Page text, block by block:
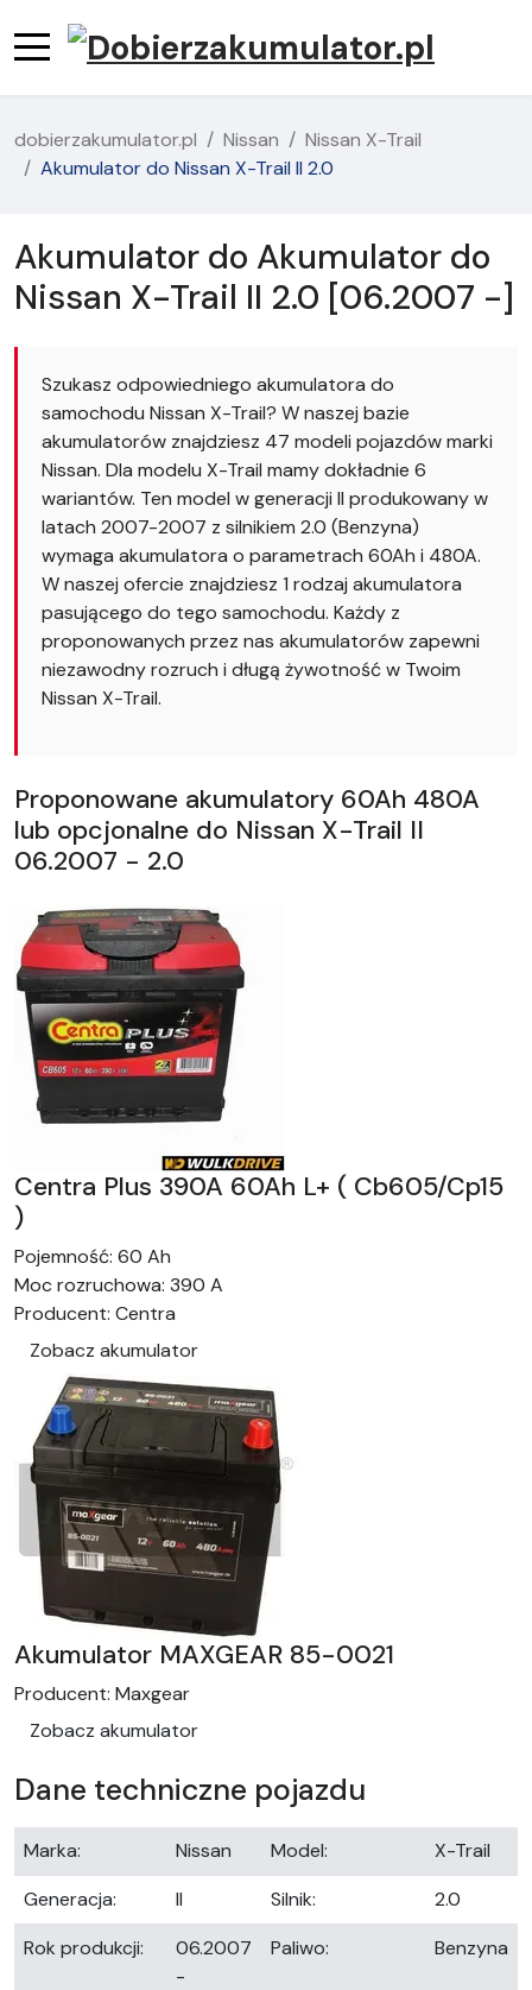
dobierzakumulator.pl Nissan
Nissan X-Trail
Akumulator do Nissan X-Trail II 2.0
Akumulator do Akumulator do
Nissan X-Trail II 2.0 [06.2007 -]
Szukasz odpowiedniego akumulatora do
samochodu Nissan X-Trail? W naszej bazie
akumulatorów znajdziesz 47 modeli pojazdów marki
Nissan. Dla modelu X-Trail mamy dokładnie 6
wariantów. Ten model w generacji II produkowany w
latach 2007-2007 z silnikiem 2.0 (Benzyna)
wymaga akumulatora o parametrach 60Ah i 480A.
W naszej ofercie znajdziesz 1 rodzaj akumulatora
pasującego do tego samochodu. Każdy z
proponowanych przez nas akumulatorów zapewni
niezawodny rozruch i długą żywotność w Twoim
Nissan X-Trail.
Proponowane akumulatory 60Ah 480A
lub opcjonalne do Nissan X-Trail II
06.2007 - 2.0
Centra Plus 390A 60Ah L+ ( Cb605/Cp15
)
Pojemność: 60 Ah
Moc rozruchowa: 390 A
Producent: Centra
Zobacz akumulator
Akumulator MAXGEAR 85-0021
Producent: Maxgear
Zobacz akumulator
Dane techniczne pojazdu
Marka: Nissan Model:
X-Trail
Generacja:
II Silnik:
2.0
Rok produkcji:
06.2007
-
Paliwo: Benzyna